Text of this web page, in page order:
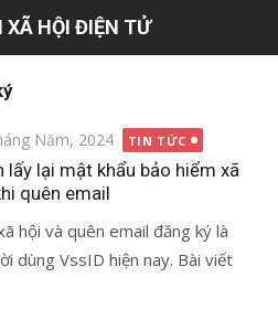
XÃ HỘI ĐIỆN TỬ
Năm, 2024 TIN TỨC
lấy lại mật khẩu bảo hiểm xã
quên email
hội và quên email đăng ký là
dùng VssID hiện nay. Bài viết